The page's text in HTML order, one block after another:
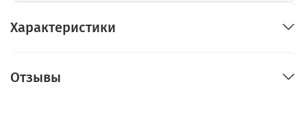
Характеристики
Отзывы